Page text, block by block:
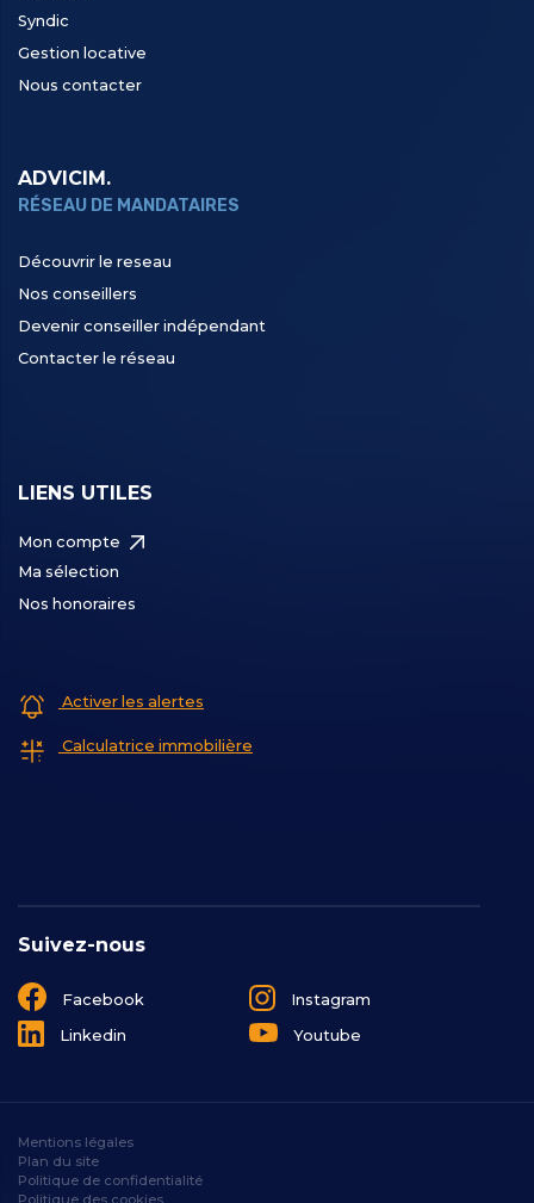
Syndic
Gestion locative
Nous contacter
ADVICIM.
RÉSEAU DE MANDATAIRES
Découvrir le reseau
Nos conseillers
Devenir conseiller indépendant
Contacter le réseau
Suivez-nous
Facebook
Instagram
Linkedin
Youtube
LIENS UTILES
Mon compte
Ma sélection
Nos honoraires
Activer les alertes
Calculatrice immobilière
Mentions légales
Plan du site
Politique de confidentialité
Politique des cookies